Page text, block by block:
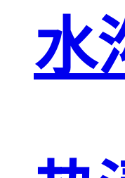
水